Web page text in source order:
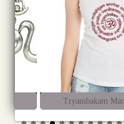
Tryambakam Mantra